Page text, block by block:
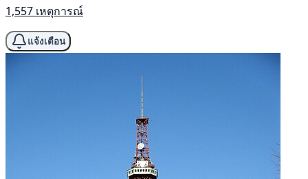
1,557 เหตุการณ์
แจ้งเตือน